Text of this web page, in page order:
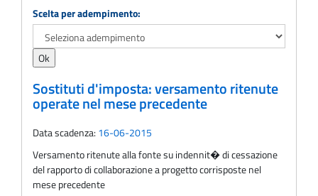
Adempimento
Scelta per adempimento:
Sostituti d'imposta: versamento ritenute
operate nel mese precedente
Data scadenza: 16-06-2015
Versamento ritenute alla fonte su indennit� di cessazione
del rapporto di collaborazione a progetto corrisposte nel
mese precedente